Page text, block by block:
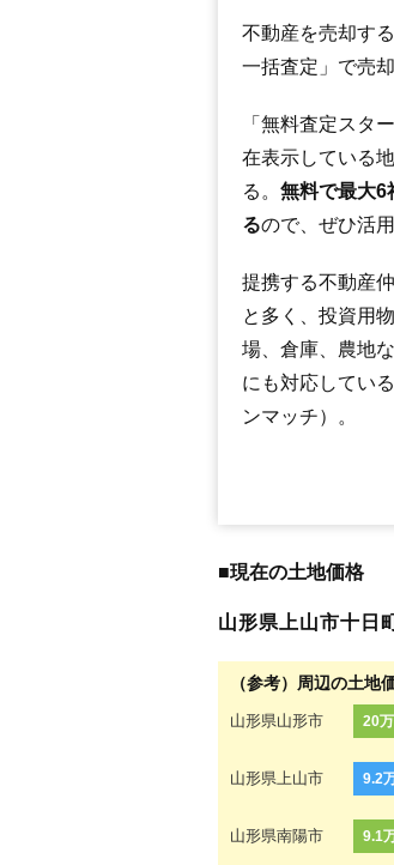
不動産を売却す
一括査定」で売
「無料査定スタ
在表示している
る。 無料で最大6
るので、ぜひ活
提携する不動産
と多く、投資用
場、倉庫、農地
にも対応してい
ンマッチ）。
■現在の土地価格
山形県上山市十日
（参考）周辺の土地
山形県山形市 20
山形県上山市 9.2
山形県南陽市 9.1